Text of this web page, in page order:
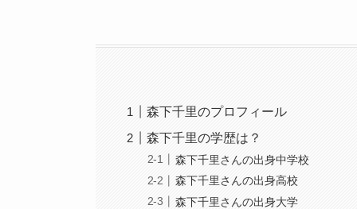
森下千里のプロフィール
森下千里の学歴は？
森下千里さんの出身中学校
森下千里さんの出身高校
森下千里さんの出身大学